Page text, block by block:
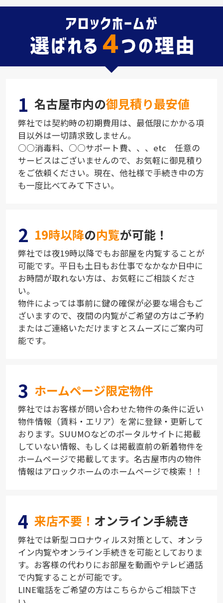
1 名古屋市内の御見積り最安値
弊社では契約時の初期費用は、最低限にかかる項
目以外は一切請求致しません。
○○消毒料、○○サポート費、、、etc 任意の
サービスはございませんので、お気軽に御見積り
をご依頼ください。現在、他社様で手続き中の方
も一度比べてみて下さい。
2 19時以降の内覧が可能！
弊社では夜19時以降でもお部屋を内覧することが
可能です。平日も土日もお仕事でなかなか日中に
お時間が取れない方は、お気軽にご相談くださ
い。
物件によっては事前に鍵の確保が必要な場合もご
ざいますので、夜間の内覧がご希望の方はご予約
またはご連絡いただけますとスムーズにご案内可
能です。
3 ホームページ限定物件
弊社ではお客様が問い合わせた物件の条件に近い
物件情報（賃料・エリア）を常に登録・更新して
おります。SUUMOなどのポータルサイトに掲載
していない情報、もしくは掲載直前の新着物件を
ホームページで掲載してます。名古屋市内の物件
情報はアロックホームのホームページで検索！！
4 来店不要！ オンライン手続き
弊社では新型コロナウィルス対策として、オンラ
イン内覧やオンライン手続きを可能としておりま
す。お客様の代わりにお部屋を動画やテレビ通話
で内覧することが可能です。
LINE電話をご希望の方はこちらからご相談下さ